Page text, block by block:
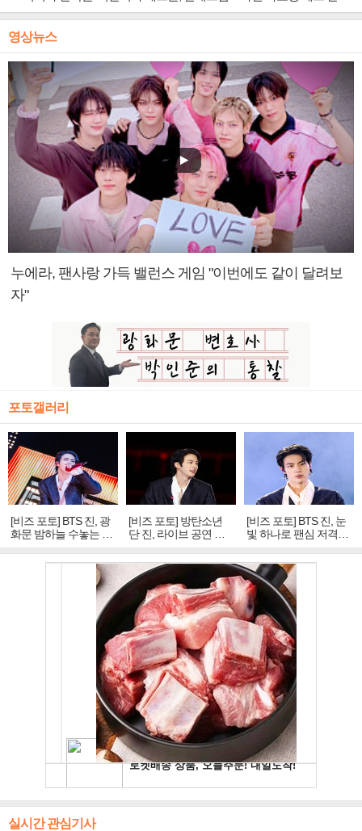
영상뉴스
누에라, 팬사랑 가득 밸런스 게임 "이번에도 같이 달려보
자"
포토갤러리
[비즈 포토] BTS 진, 광
화문 밤하늘 수놓는 '비
주얼 킹'의 열창
[비즈 포토] 방탄소년
단 진, 라이브 공연 중
빛나는 독보적 아우라
[비즈 포토] BTS 진, 눈
빛 하나로 팬심 저격…
독보적 카리스마
실시간 관심기사